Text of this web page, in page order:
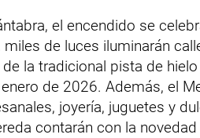
el encendido se
miles de luces iluminarán
la tradicional pista de
de 2026. Además, el
joyería, juguetes y
contarán con la